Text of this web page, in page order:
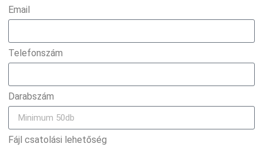
Email
Telefonszám
Darabszám
Fájl csatolási lehetőség